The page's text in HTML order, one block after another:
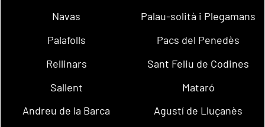
Navas
Palau-solità i Plegamans
Palafolls
Pacs del Penedès
Rellinars
Sant Feliu de Codines
Sallent
Mataró
Andreu de la Barca
Agustí de Lluçanès